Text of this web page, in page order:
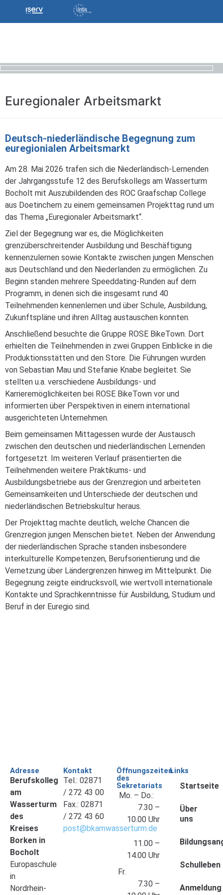
Euregionaler Arbeitsmarkt
Deutsch-niederländische Begegnung zum
euregionialen Arbeitsmarkt
Am 28. Mai 2026 trafen sich die Niederländisch-Lernenden
der Jahrgangsstufe 12 des Berufskollegs am Wasserturm
Bocholt mit Auszubildenden des ROC Graafschap College
aus Doetinchem zu einem gemeinsamen Projekttag rund um
das Thema „Euregionaler Arbeitsmarkt“.
Ziel der Begegnung war es, die Möglichkeiten
grenzüberschreitender Ausbildung und Beschäftigung
kennenzulernen sowie Kontakte zwischen jungen Menschen
aus Deutschland und den Niederlanden zu ermöglichen. Zu
Beginn standen mehrere Speeddating-Runden auf dem
Programm, in denen sich die insgesamt rund 40
Teilnehmenden kennenlernen und über Schule, Ausbildung,
Zukunftspläne und ihren Alltag austauschen konnten.
Anschließend besuchte die Gruppe ROSE BikeTown. Dort
erhielten die Teilnehmenden in zwei Gruppen Einblicke in die
Produktionsstätten und den Store. Die Führungen wurden
von Sebastian Mau und Stefanie Knabe begleitet. Sie
stellten u.a. verschiedene Ausbildungs- und
Karrieremöglichkeiten bei ROSE BikeTown vor und
informierten über Perspektiven in einem international
ausgerichteten Unternehmen.
Beim gemeinsamen Mittagessen wurde der Austausch
zwischen den deutschen und niederländischen Lernenden
fortgesetzt. Im weiteren Verlauf präsentierten die
Teilnehmenden weitere Praktikums- und
Ausbildungsbetriebe aus der Grenzregion und arbeiteten
Gemeinsamkeiten und Unterschiede der deutschen und
niederländischen Betriebskultur heraus.
Der Projekttag machte deutlich, welche Chancen die
Grenzregion jungen Menschen bietet. Neben der Anwendung
der niederländischen Sprache standen insbesondere
interkulturelle Kompetenzen, Berufsorientierung und die
Vernetzung über Ländergrenzen hinweg im Mittelpunkt. Die
Begegnung zeigte eindrucksvoll, wie wertvoll internationale
Kontakte und Sprachkenntnisse für Ausbildung, Studium und
Beruf in der Euregio sind.
Adresse
Berufskolleg
am
Wasserturm
des
Kreises
Borken in
Bocholt
Europaschule
in
Nordrhein-
Kontakt
Tel.: 02871
/ 272 43 00
Fax.: 02871
/ 272 43 60
post@bkamwasserturm.de
Öffnungszeiten
des
Sekretariats
Mo. – Do.:
7.30 –
10.00 Uhr
11.00 –
14.00 Uhr
Fr.
7.30 –
Links
Startseite
Über
uns
Schulleben
Anmeldung